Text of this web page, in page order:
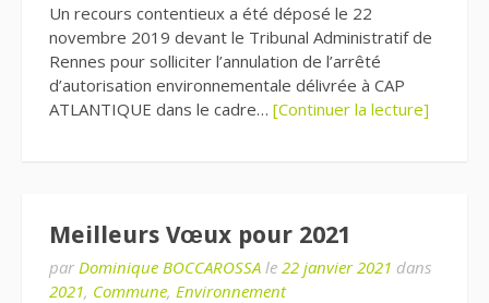
Un recours contentieux a été déposé le 22
novembre 2019 devant le Tribunal Administratif de
Rennes pour solliciter l’annulation de l’arrêté
d’autorisation environnementale délivrée à CAP
ATLANTIQUE dans le cadre… [Continuer la lecture]
Meilleurs Vœux pour 2021
par Dominique BOCCAROSSA le 22 janvier 2021 dans
2021, Commune, Environnement